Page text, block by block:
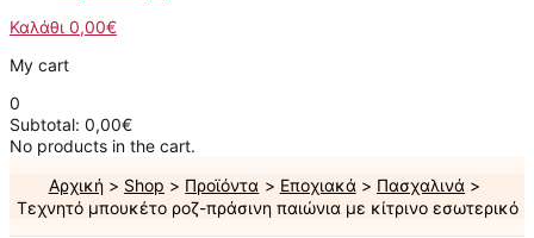
Καλάθι 0,00€
My cart
0
Subtotal: 0,00€
No products in the cart.
Αρχική
Shop Προϊόντα Εποχιακά
Πασχαλινά
Τεχνητό μπουκέτο ροζ-πράσινη παιώνια με κίτρινο εσωτερικό